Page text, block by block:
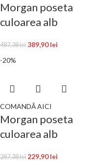
Morgan poseta
culoarea alb
487,38lei 389,90lei
-20%
COMANDĂ AICI
Morgan poseta
culoarea alb
287,38lei 229,90lei